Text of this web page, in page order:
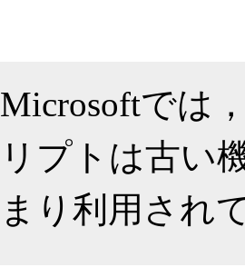
Microsoftでは
リプトは古い
まり利用され